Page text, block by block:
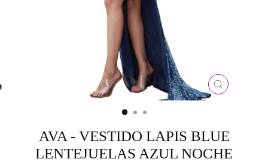
CERRAR
AVA - VESTIDO LAPIS BLUE
LENTEJUELAS AZUL NOCHE